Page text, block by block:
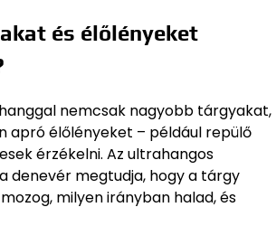
és élőlényeket
nemcsak nagyobb tárgyakat,
apró élőlényeket – például repülő
érzékelni. Az ultrahangos
denevér megtudja, hogy a tárgy
milyen irányban halad, és